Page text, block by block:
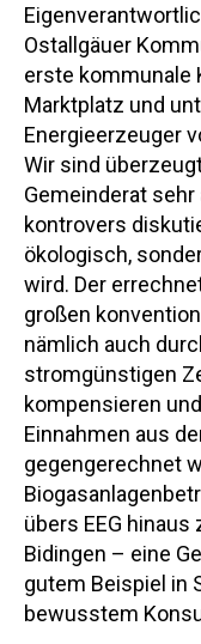
Ostallgäuer
erste kommunale
Marktplatz und
Energieerzeuger
Wir sind
Gemeinderat
kontrovers
ökologisch,
wird. Der
großen
nämlich auch
stromgünstigen
kompensieren
Einnahmen aus
gegengerechnet
übers EEG
Bidingen – eine
gutem Beispiel in
bewusstem